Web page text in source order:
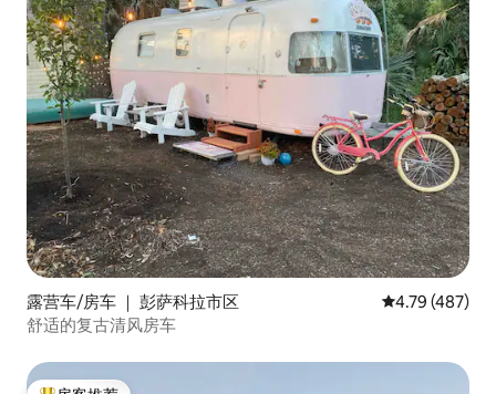
露营车/房车 ｜ 彭萨科拉市区 平均评分 4.79
4.79 (487)
舒适的复古清风房车